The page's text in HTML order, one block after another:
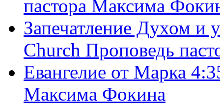
пастора Максима
Запечатление Духом и
Church Проповедь
Евангелие от Марка
Максима Фокина